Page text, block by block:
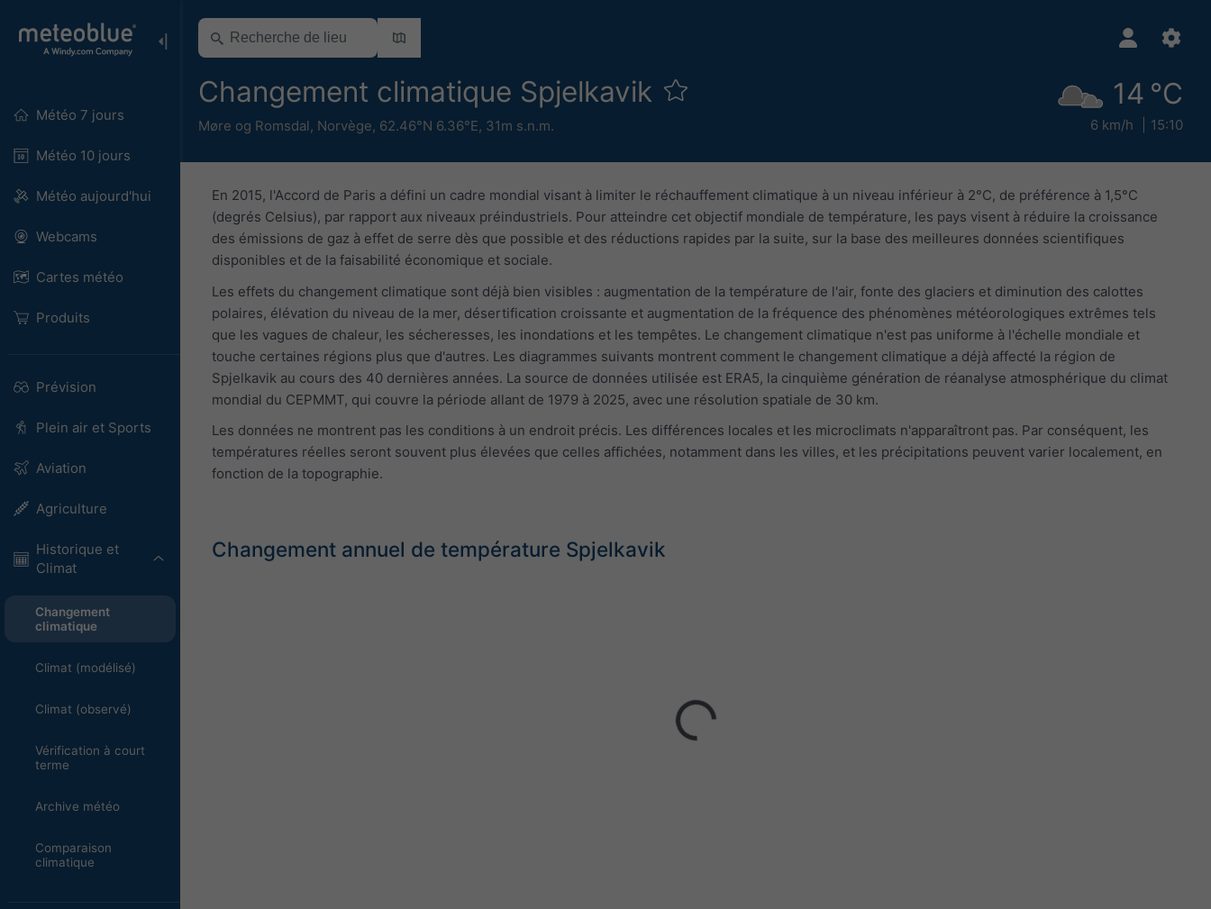
Météo 7 jours
Météo 10 jours
Météo aujourd'hui
Webcams
Cartes météo
Produits
Prévision
Plein air et Sports
Aviation
Agriculture
Historique et
Climat
Changement
climatique
Climat (modélisé)
Climat (observé)
Vérification à court
terme
Archive météo
Comparaison
climatique
Changement climatique Spjelkavik
Møre og Romsdal, Norvège, 62.46°N 6.36°E, 31m s.n.m.
14 °C
6 km/h 15:10
En 2015, l'Accord de Paris a défini un cadre mondial visant à limiter le réchauffement climatique à un niveau inférieur à 2°C, de préférence à 1,5°C
(degrés Celsius), par rapport aux niveaux préindustriels. Pour atteindre cet objectif mondiale de température, les pays visent à réduire la croissance
des émissions de gaz à effet de serre dès que possible et des réductions rapides par la suite, sur la base des meilleures données scientifiques
disponibles et de la faisabilité économique et sociale.
Les effets du changement climatique sont déjà bien visibles : augmentation de la température de l'air, fonte des glaciers et diminution des calottes
polaires, élévation du niveau de la mer, désertification croissante et augmentation de la fréquence des phénomènes météorologiques extrêmes tels
que les vagues de chaleur, les sécheresses, les inondations et les tempêtes. Le changement climatique n'est pas uniforme à l'échelle mondiale et
touche certaines régions plus que d'autres. Les diagrammes suivants montrent comment le changement climatique a déjà affecté la région de
Spjelkavik au cours des 40 dernières années. La source de données utilisée est ERA5, la cinquième génération de réanalyse atmosphérique du climat
mondial du CEPMMT, qui couvre la période allant de 1979 à 2025, avec une résolution spatiale de 30 km.
Les données ne montrent pas les conditions à un endroit précis. Les différences locales et les microclimats n'apparaîtront pas. Par conséquent, les
températures réelles seront souvent plus élevées que celles affichées, notamment dans les villes, et les précipitations peuvent varier localement, en
fonction de la topographie.
Changement annuel de température Spjelkavik